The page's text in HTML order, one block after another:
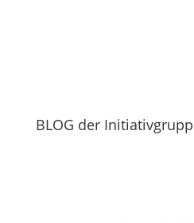
BLOG der